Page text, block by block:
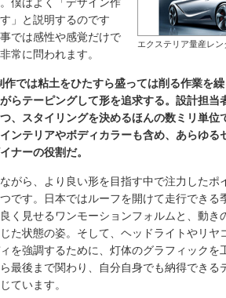
エクステリア量産レン
」と説明するのです
では感性や感覚だけで
常に問われます。
作では粘土をひたすら盛っては削る作業を
らテーピングして形を追求する。設計担当
、スタイリングを決めるほんの数ミリ単
ンテリアやボディカラーも含め、あらゆる
ナーの役割だ。
がら、より良い形を目指す中で注力した
です。日本ではルーフを開けて走行できる
く見せるワンモーションフォルムと、動き
た状態の姿。そして、ヘッドライトやリヤ
を強調するために、灯体のグラフィックを
最後まで関わり、自分自身でも納得できる
ています。